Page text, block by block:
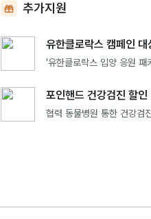
추가지원
유한클로락스 캠페인 대
'유한클로락스 입양 응원 패
포인핸드 건강검진 할인
협력 동물병원 통한 건강검